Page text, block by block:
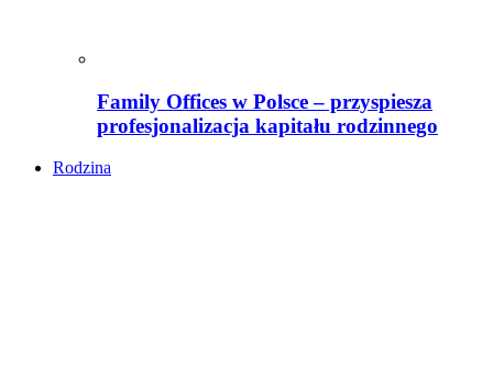
Family Offices w Polsce – przyspiesza
profesjonalizacja kapitału rodzinnego
Rodzina